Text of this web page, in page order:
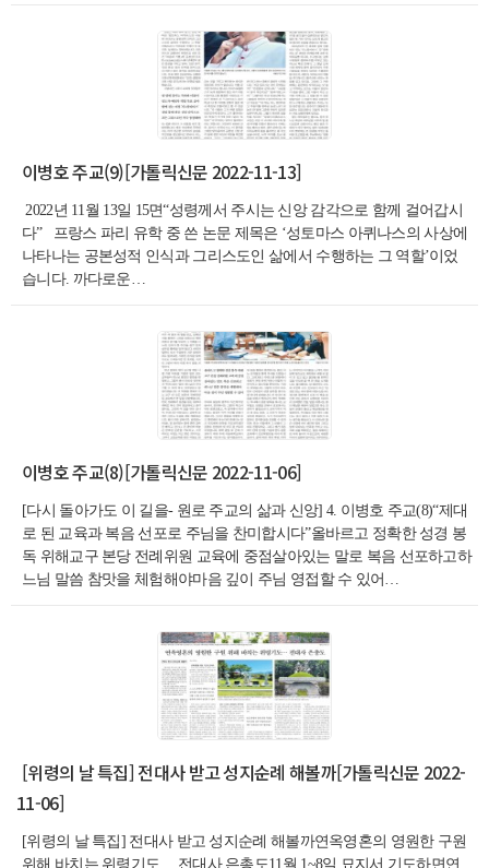
이병호 주교(9)[가톨릭신문 2022-11-13]
2022년 11월 13일 15면“성령께서 주시는 신앙 감각으로 함께 걸어갑시
다” 프랑스 파리 유학 중 쓴 논문 제목은 ‘성토마스 아퀴나스의 사상에
나타나는 공본성적 인식과 그리스도인 삶에서 수행하는 그 역할’이었
습니다. 까다로운…
이병호 주교(8)[가톨릭신문 2022-11-06]
[다시 돌아가도 이 길을- 원로 주교의 삶과 신앙] 4. 이병호 주교(8)“제대
로 된 교육과 복음 선포로 주님을 찬미합시다”올바르고 정확한 성경 봉
독 위해교구 본당 전례위원 교육에 중점살아있는 말로 복음 선포하고하
느님 말씀 참맛을 체험해야마음 깊이 주님 영접할 수 있어…
[위령의 날 특집] 전대사 받고 성지순례 해볼까[가톨릭신문 2022-
11-06]
[위령의 날 특집] 전대사 받고 성지순례 해볼까연옥영혼의 영원한 구원
위해 바치는 위령기도… 전대사 은총도11월 1~8일 묘지서 기도하면연